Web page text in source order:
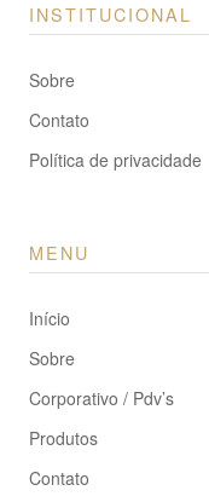
INSTITUCIONAL
Sobre
Contato
Política de privacidade
MENU
Início
Sobre
Corporativo / Pdv’s
Produtos
Contato